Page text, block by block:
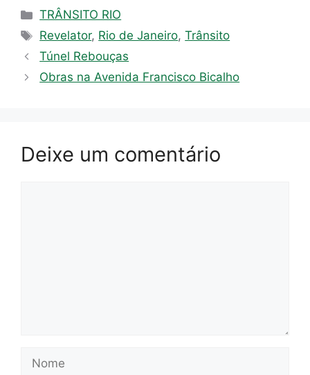
Categorias
TRÂNSITO RIO
Tags
Revelator, Rio de Janeiro,Trânsito
Túnel Rebouças
Obras na Avenida Francisco Bicalho
Deixe um comentário
Nome